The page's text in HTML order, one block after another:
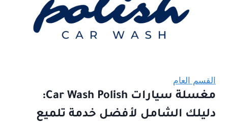
القسم العام
مغسلة سيارات Car Wash Polish:
دليلك الشامل لأفضل خدمة تلميع